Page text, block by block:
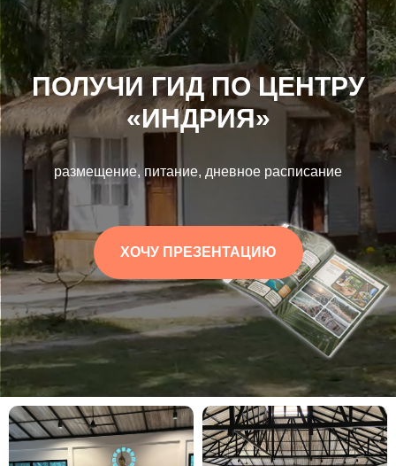
ПОЛУЧИ ГИД ПОЦЕНТРУ
«ИНДРИЯ»
размещение, питание, дневное расписание
ХОЧУ ПРЕЗЕНТАЦИЮ